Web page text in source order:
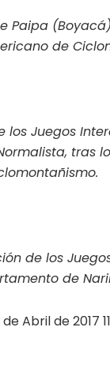
Paipa
de
los Juegos
tras
de los
de
Abril de 2017